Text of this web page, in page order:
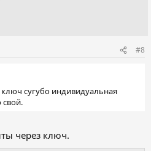
#8
сугубо индивидуальная
через ключ.